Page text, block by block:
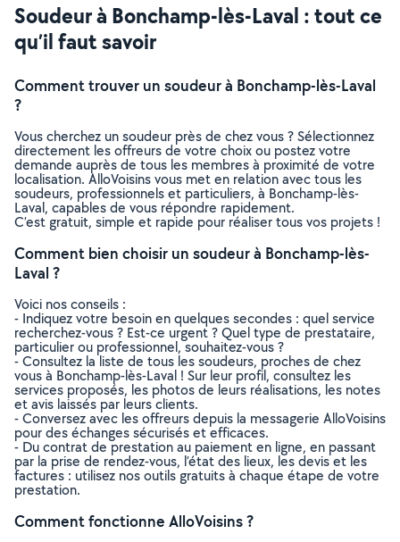
Soudeur à Bonchamp-lès-Laval : tout ce
qu’il faut savoir
Comment trouver un soudeur à Bonchamp-lès-Laval
?
Vous cherchez un soudeur près de chez vous ? Sélectionnez
directement les offreurs de votre choix ou postez votre
demande auprès de tous les membres à proximité de votre
localisation. AlloVoisins vous met en relation avec tous les
soudeurs, professionnels et particuliers, à Bonchamp-lès-
Laval, capables de vous répondre rapidement.
C’est gratuit, simple et rapide pour réaliser tous vos projets !
Comment bien choisir un soudeur à Bonchamp-lès-
Laval ?
Voici nos conseils :
- Indiquez votre besoin en quelques secondes : quel service
recherchez-vous ? Est-ce urgent ? Quel type de prestataire,
particulier ou professionnel, souhaitez-vous ?
- Consultez la liste de tous les soudeurs, proches de chez
vous à Bonchamp-lès-Laval ! Sur leur profil, consultez les
services proposés, les photos de leurs réalisations, les notes
et avis laissés par leurs clients.
- Conversez avec les offreurs depuis la messagerie AlloVoisins
pour des échanges sécurisés et efficaces.
- Du contrat de prestation au paiement en ligne, en passant
par la prise de rendez-vous, l’état des lieux, les devis et les
factures : utilisez nos outils gratuits à chaque étape de votre
prestation.
Comment fonctionne AlloVoisins ?